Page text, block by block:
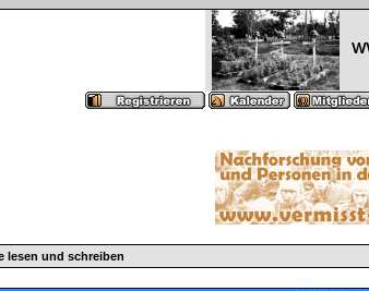
lesen und schreiben